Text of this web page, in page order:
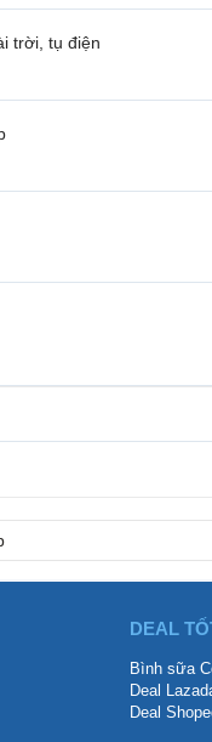
trời, tụ điện
DEAL
Bình sữa
Deal
Deal